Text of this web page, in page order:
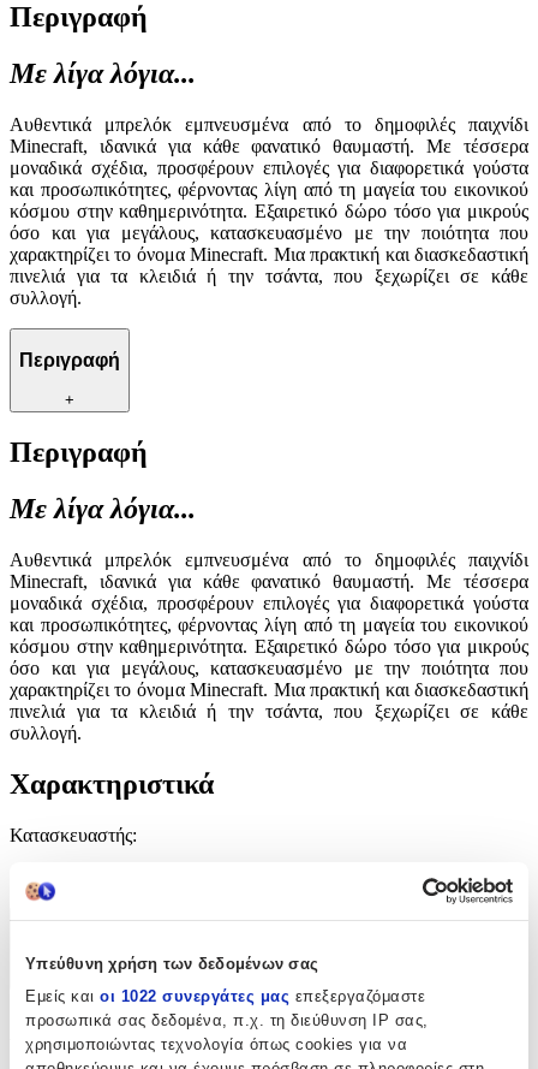
Υπεύθυνη χρήση των δεδομένων σας
Εμείς και οι 1022 συνεργάτες μας επεξεργαζόμαστε
προσωπικά σας δεδομένα, π.χ. τη διεύθυνση IP σας,
χρησιμοποιώντας τεχνολογία όπως cookies για να
Περιγραφή
Με λίγα λόγια...
Αυθεντικά μπρελόκ εμπνευσμένα από το δημοφιλές παιχνίδι
Minecraft, ιδανικά για κάθε φανατικό θαυμαστή. Με τέσσερα
μοναδικά σχέδια, προσφέρουν επιλογές για διαφορετικά γούστα
και προσωπικότητες, φέρνοντας λίγη από τη μαγεία του εικονικού
κόσμου στην καθημερινότητα. Εξαιρετικό δώρο τόσο για μικρούς
όσο και για μεγάλους, κατασκευασμένο με την ποιότητα που
χαρακτηρίζει το όνομα Minecraft. Μια πρακτική και διασκεδαστική
πινελιά για τα κλειδιά ή την τσάντα, που ξεχωρίζει σε κάθε
συλλογή.
Περιγραφή
+
Περιγραφή
Με λίγα λόγια...
Αυθεντικά μπρελόκ εμπνευσμένα από το δημοφιλές παιχνίδι
Minecraft, ιδανικά για κάθε φανατικό θαυμαστή. Με τέσσερα
μοναδικά σχέδια, προσφέρουν επιλογές για διαφορετικά γούστα
και προσωπικότητες, φέρνοντας λίγη από τη μαγεία του εικονικού
κόσμου στην καθημερινότητα. Εξαιρετικό δώρο τόσο για μικρούς
όσο και για μεγάλους, κατασκευασμένο με την ποιότητα που
χαρακτηρίζει το όνομα Minecraft. Μια πρακτική και διασκεδαστική
πινελιά για τα κλειδιά ή την τσάντα, που ξεχωρίζει σε κάθε
συλλογή.
Χαρακτηριστικά
Κατασκευαστής:
Χαρακτηριστικά